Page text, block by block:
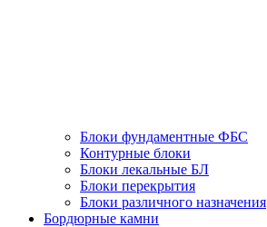
Блоки фундаментные ФБС
Контурные блоки
Блоки лекальные БЛ
Блоки перекрытия
Блоки различного назначения
Бордюрные камни